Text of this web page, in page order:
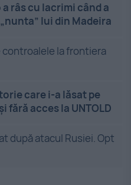
râs cu lacrimi când a
lui din Madeira
la frontiera
care i-a lăsat pe
fără acces la UNTOLD
după atacul Rusiei. Opt